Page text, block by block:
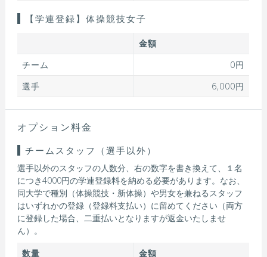
【学連登録】体操競技女子
金額
チーム
0円
選手
6,000円
オプション料金
チームスタッフ（選手以外）
選手以外のスタッフの人数分、右の数字を書き換えて、１名
につき4000円の学連登録料を納める必要があります。なお、
同大学で種別（体操競技・新体操）や男女を兼ねるスタッフ
はいずれかの登録（登録料支払い）に留めてください（両方
に登録した場合、二重払いとなりますが返金いたしませ
ん）。
数量
金額